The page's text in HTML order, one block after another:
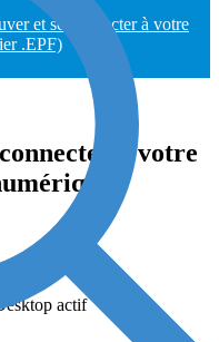
et se connecter à votre
.EPF)
à votre
actif